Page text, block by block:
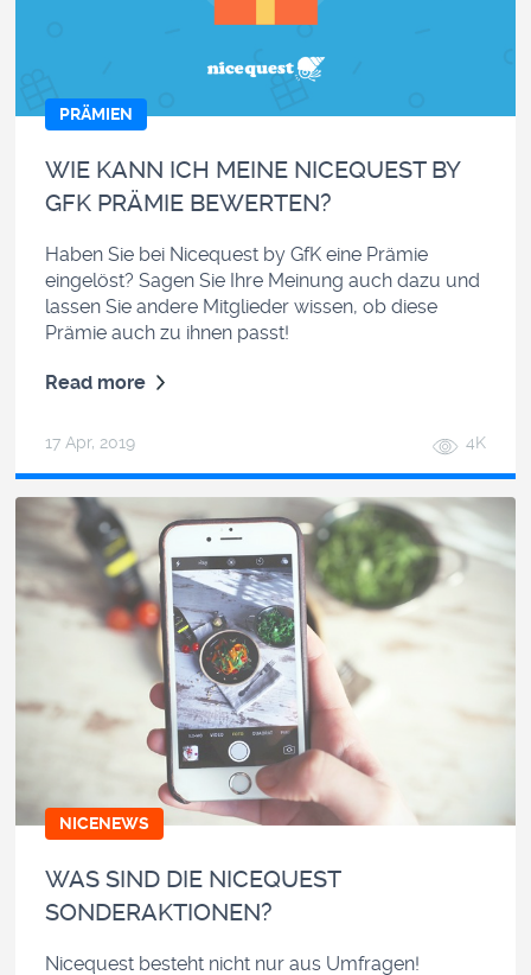
PRÄMIEN
WIE KANN ICH MEINE NICEQUEST BY
GFK PRÄMIE BEWERTEN?
Haben Sie bei Nicequest by GfK eine Prämie
eingelöst? Sagen Sie Ihre Meinung auch dazu und
lassen Sie andere Mitglieder wissen, ob diese
Prämie auch zu ihnen passt!
Read more
17 Apr, 2019 4K
NICENEWS
WAS SIND DIE NICEQUEST
SONDERAKTIONEN?
Nicequest besteht nicht nur aus Umfragen!